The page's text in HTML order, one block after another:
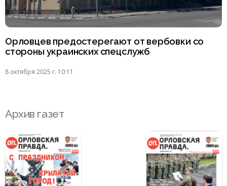
Орловцев предостерегают от вербовки со
стороны украинских спецслужб
8 октября 2025 г. 10:11
Архив газет